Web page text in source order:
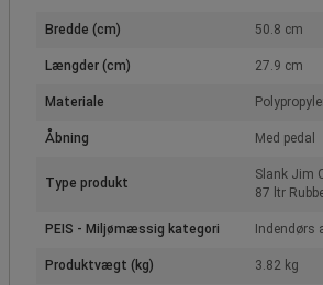
Bredde (cm) 50.8 cm
Længder (cm) 27.9 cm
Materiale
Åbning Med pedal
Type produkt
Slank Jim
87 ltr
PEIS - Miljømæssig kategori Indendørs
Produktvægt (kg) 3.82 kg